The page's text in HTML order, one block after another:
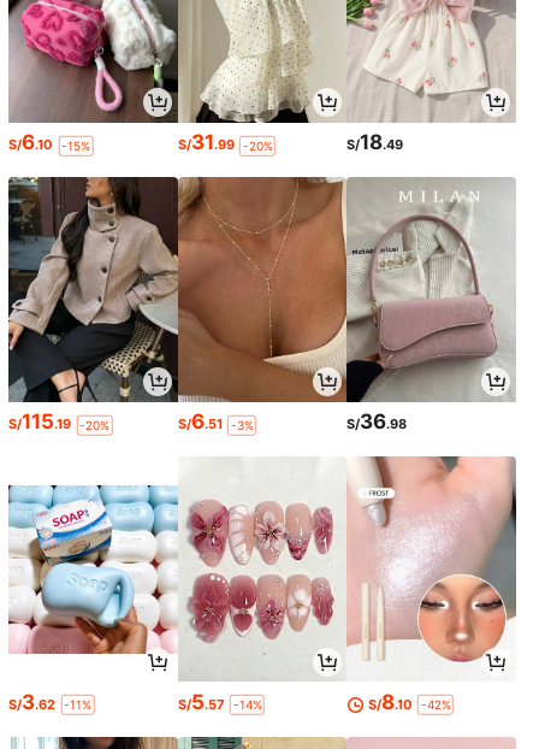
S/6.10 -15% S/31.99 -20% S/18.49
S/115.19 -20% S/6.51 -3% S/36.98
S/3.62 -11% S/5.57 -14% S/8.10 -42%